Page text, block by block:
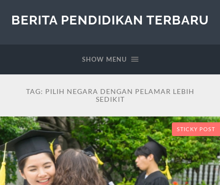
BERITA PENDIDIKAN TERBARU
SHOW MENU
TAG: PILIH NEGARA DENGAN PELAMAR LEBIH
SEDIKIT
STICKY POST